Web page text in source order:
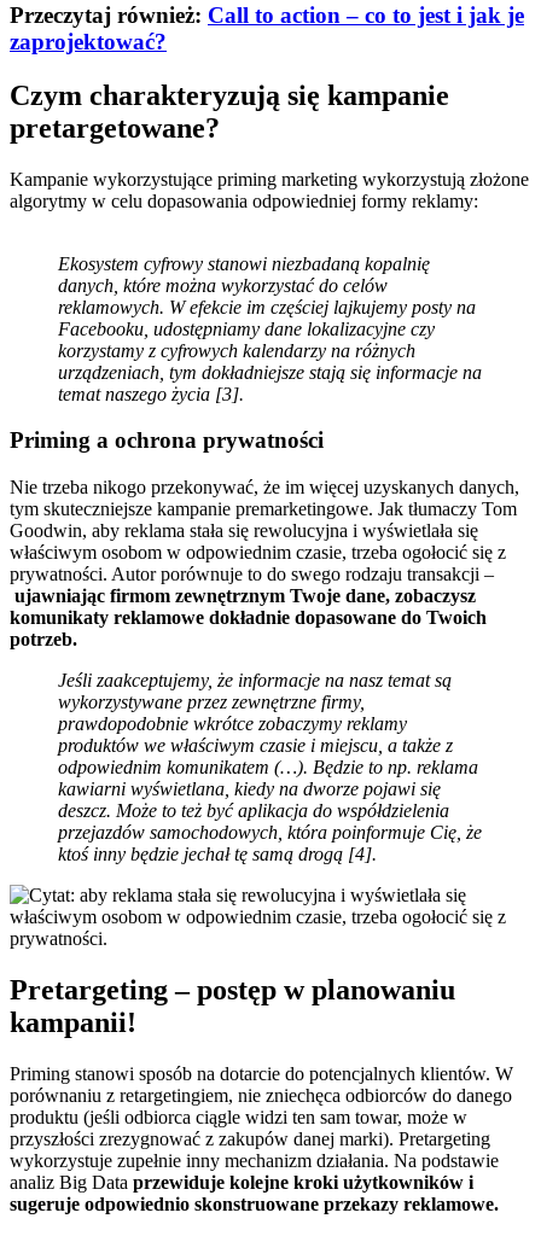
Przeczytaj również: Call to action – co to jest i jak je
zaprojektować?
Czym charakteryzują się kampanie
pretargetowane?
Kampanie wykorzystujące priming marketing wykorzystują złożone
algorytmy w celu dopasowania odpowiedniej formy reklamy:
Ekosystem cyfrowy stanowi niezbadaną kopalnię
danych, które można wykorzystać do celów
reklamowych. W efekcie im częściej lajkujemy posty na
Facebooku, udostępniamy dane lokalizacyjne czy
korzystamy z cyfrowych kalendarzy na różnych
urządzeniach, tym dokładniejsze stają się informacje na
temat naszego życia [3].
Priming a ochrona prywatności
Nie trzeba nikogo przekonywać, że im więcej uzyskanych danych,
tym skuteczniejsze kampanie premarketingowe. Jak tłumaczy Tom
Goodwin, aby reklama stała się rewolucyjna i wyświetlała się
właściwym osobom w odpowiednim czasie, trzeba ogołocić się z
prywatności. Autor porównuje to do swego rodzaju transakcji –
ujawniając firmom zewnętrznym Twoje dane, zobaczysz
komunikaty reklamowe dokładnie dopasowane do Twoich
potrzeb.
Jeśli zaakceptujemy, że informacje na nasz temat są
wykorzystywane przez zewnętrzne firmy,
prawdopodobnie wkrótce zobaczymy reklamy
produktów we właściwym czasie i miejscu, a także z
odpowiednim komunikatem (…). Będzie to np. reklama
kawiarni wyświetlana, kiedy na dworze pojawi się
deszcz. Może to też być aplikacja do współdzielenia
przejazdów samochodowych, która poinformuje Cię, że
ktoś inny będzie jechał tę samą drogą [4].
Pretargeting – postęp w planowaniu
kampanii!
Priming stanowi sposób na dotarcie do potencjalnych klientów. W
porównaniu z retargetingiem, nie zniechęca odbiorców do danego
produktu (jeśli odbiorca ciągle widzi ten sam towar, może w
przyszłości zrezygnować z zakupów danej marki). Pretargeting
wykorzystuje zupełnie inny mechanizm działania. Na podstawie
analiz Big Data przewiduje kolejne kroki użytkowników i
sugeruje odpowiednio skonstruowane przekazy reklamowe.